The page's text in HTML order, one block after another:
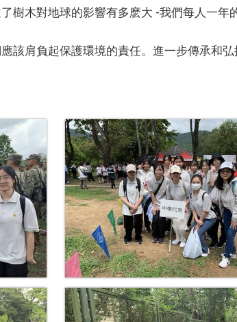
樹木對地球的影響有多麽大 -我們每人一年
肩負起保護環境的責任。進一步傳承和弘